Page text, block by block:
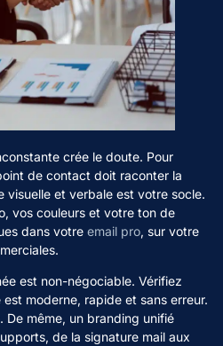
crée le doute. Pour
de contact doit raconter la
visuelle et verbale est votre socle.
vos couleurs et votre ton de
dans votre email pro, sur votre
est non-négociable. Vérifiez
moderne, rapide et sans erreur.
De même, un branding unifié
de la signature mail aux